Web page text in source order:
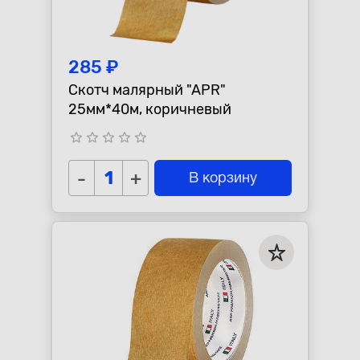
285 ₽
Скотч малярный "APR"
25мм*40м, коричневый
star_border star_border star_border star_border star_border
- + В корзину